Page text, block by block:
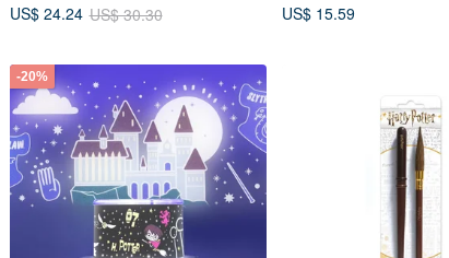
US$ 24.24 US$ 30.30
US$ 15.59
-20%